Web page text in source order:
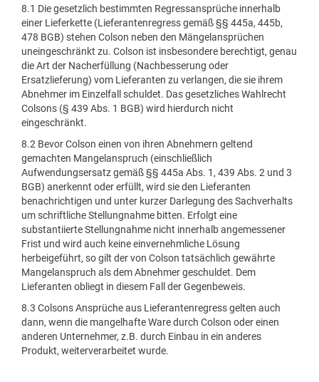
8.1 Die gesetzlich bestimmten Regressansprüche innerhalb
einer Lieferkette (Lieferantenregress gemäß §§ 445a, 445b,
478 BGB) stehen Colson neben den Mängelansprüchen
uneingeschränkt zu. Colson ist insbesondere berechtigt, genau
die Art der Nacherfüllung (Nachbesserung oder
Ersatzlieferung) vom Lieferanten zu verlangen, die sie ihrem
Abnehmer im Einzelfall schuldet. Das gesetzliches Wahlrecht
Colsons (§ 439 Abs. 1 BGB) wird hierdurch nicht
eingeschränkt.
8.2 Bevor Colson einen von ihren Abnehmern geltend
gemachten Mangelanspruch (einschließlich
Aufwendungsersatz gemäß §§ 445a Abs. 1, 439 Abs. 2 und 3
BGB) anerkennt oder erfüllt, wird sie den Lieferanten
benachrichtigen und unter kurzer Darlegung des Sachverhalts
um schriftliche Stellungnahme bitten. Erfolgt eine
substantiierte Stellungnahme nicht innerhalb angemessener
Frist und wird auch keine einvernehmliche Lösung
herbeigeführt, so gilt der von Colson tatsächlich gewährte
Mangelanspruch als dem Abnehmer geschuldet. Dem
Lieferanten obliegt in diesem Fall der Gegenbeweis.
8.3 Colsons Ansprüche aus Lieferantenregress gelten auch
dann, wenn die mangelhafte Ware durch Colson oder einen
anderen Unternehmer, z.B. durch Einbau in ein anderes
Produkt, weiterverarbeitet wurde.